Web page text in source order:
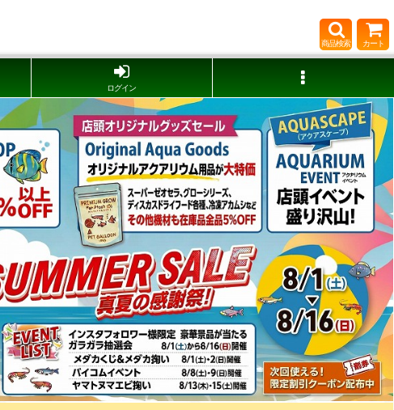
商品検索 カート
ログイン